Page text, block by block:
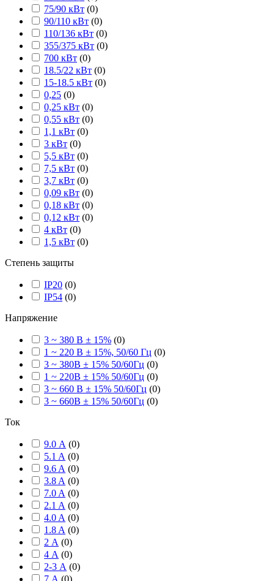
75/90 кВт (0)
90/110 кВт (0)
110/136 кВт (0)
355/375 кВт (0)
700 кВт (0)
18.5/22 кВт (0)
15-18.5 кВт (0)
0,25 (0)
0,25 кВт (0)
0,55 кВт (0)
1,1 кВт (0)
3 кВт (0)
5,5 кВт (0)
7,5 кВт (0)
3,7 кВт (0)
0,09 кВт (0)
0,18 кВт (0)
0,12 кВт (0)
4 кВт (0)
1,5 кВт (0)
Степень защиты
IP20 (0)
IP54 (0)
Напряжение
3 ~ 380 В ± 15% (0)
1 ~ 220 В ± 15%, 50/60 Гц (0)
3 ~ 380В ± 15% 50/60Гц (0)
1 ~ 220В ± 15% 50/60Гц (0)
3 ~ 660 В ± 15% 50/60Гц (0)
3 ~ 660В ± 15% 50/60Гц (0)
Ток
9.0 А (0)
5.1 A (0)
9.6 A (0)
3.8 A (0)
7.0 A (0)
2.1 A (0)
4.0 A (0)
1.8 A (0)
2 А (0)
4 А (0)
2-3 А (0)
7 А (0)